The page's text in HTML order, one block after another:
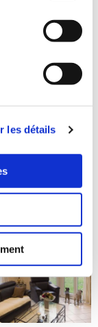
les détails